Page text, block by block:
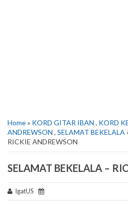
Home» KORD GITAR IBAN , KORD
ANDREWSON , SELAMAT BEKELALA
RICKIE ANDREWSON
SELAMAT BEKELALA –
IgatUS